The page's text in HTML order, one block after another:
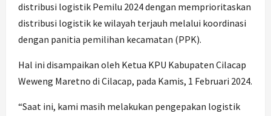
distribusi logistik Pemilu 2024 dengan memprioritaskan
distribusi logistik ke wilayah terjauh melalui koordinasi
dengan panitia pemilihan kecamatan (PPK).
Hal ini disampaikan oleh Ketua KPU Kabupaten Cilacap
Weweng Maretno di Cilacap, pada Kamis, 1 Februari 2024.
“Saat ini, kami masih melakukan pengepakan logistik